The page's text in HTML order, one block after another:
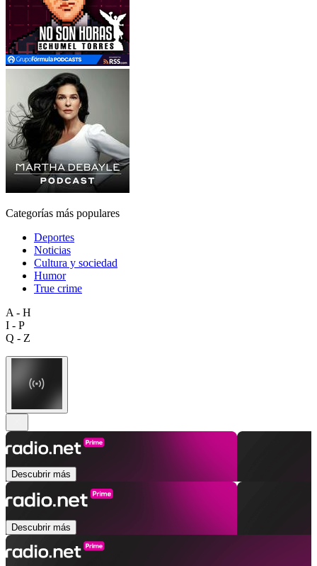
Categorías más populares
Deportes
Noticias
Cultura y sociedad
Humor
True crime
A - H
I - P
Q - Z
Descubrir más
Descubrir más